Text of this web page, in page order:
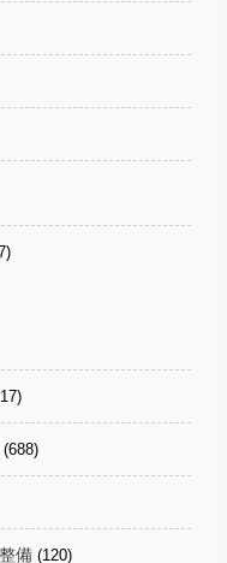
(688)
備 (120)